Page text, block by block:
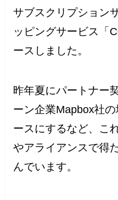
サブスクリプション
ッピングサービス「
ースしました。
昨年夏にパートナー
ーン企業Mapbox社
ースにするなど、こ
やアライアンスで得
んでいます。